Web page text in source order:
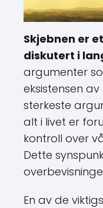
Skjebnen er
diskutert i
argumenter
eksistensen av
sterkeste
alt i livet er
kontroll over
Dette
En av de